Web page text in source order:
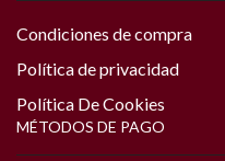
Condiciones de compra
Política de privacidad
Política De Cookies
MÉTODOS DE PAGO